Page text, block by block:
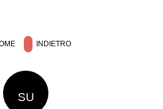
INDIETRO
SU